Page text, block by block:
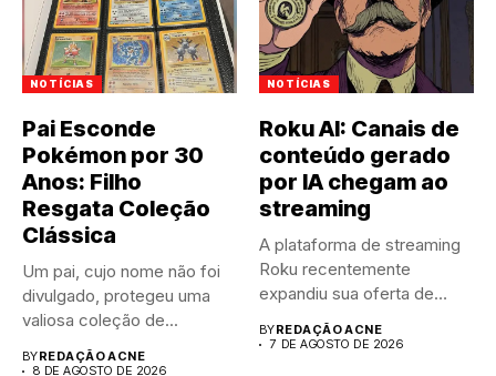
NOTÍCIAS
Pai Esconde
Pokémon por 30
Anos: Filho
Resgata Coleção
Clássica
Um pai, cujo nome não foi
divulgado, protegeu uma
valiosa coleção de...
BYREDAÇÃO ACNE
8 DE AGOSTO DE 2026
NOTÍCIAS
Roku AI: Canais de
conteúdo gerado
por IA chegam ao
streaming
A plataforma de streaming
Roku recentemente
expandiu sua oferta de
canais FAST,...
BYREDAÇÃO ACNE
7 DE AGOSTO DE 2026